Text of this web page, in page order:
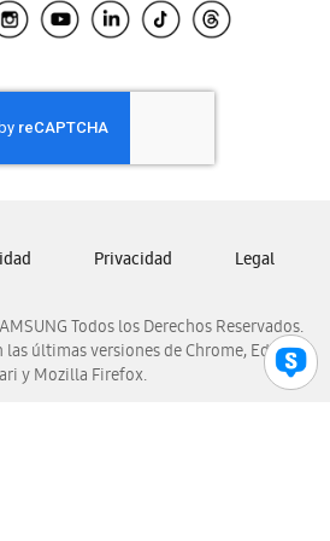
El Salvador
Honduras
Nicaragua
Panamá
Venezuela
Todos los Derechos Reservados.
las últimas versiones de Chrome, Edge,
y Mozilla Firefox.
Privacidad Legal